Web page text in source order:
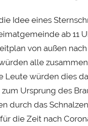
Idee eines
ab 11
von außen
alle
Leute würden dies
Ursprung des
das
die Zeit nach